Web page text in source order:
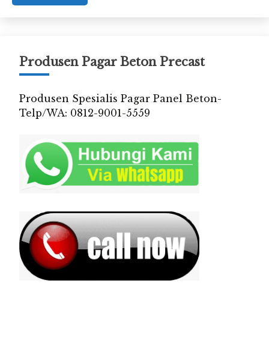
Produsen Pagar Beton Precast
Produsen Spesialis Pagar Panel Beton-
Telp/WA: 0812-9001-5559